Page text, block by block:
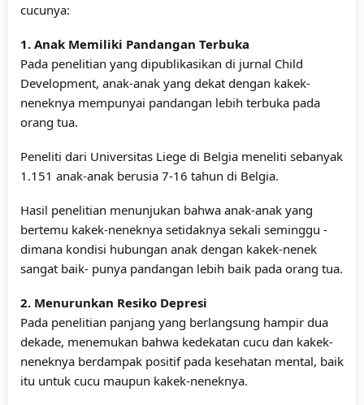
cucunya:
1. Anak Memiliki Pandangan Terbuka
Pada penelitian yang dipublikasikan di jurnal Child
Development, anak-anak yang dekat dengan kakek-
neneknya mempunyai pandangan lebih terbuka pada
orang tua.
Peneliti dari Universitas Liege di Belgia meneliti sebanyak
1.151 anak-anak berusia 7-16 tahun di Belgia.
Hasil penelitian menunjukan bahwa anak-anak yang
bertemu kakek-neneknya setidaknya sekali seminggu -
dimana kondisi hubungan anak dengan kakek-nenek
sangat baik- punya pandangan lebih baik pada orang tua.
2. Menurunkan Resiko Depresi
Pada penelitian panjang yang berlangsung hampir dua
dekade, menemukan bahwa kedekatan cucu dan kakek-
neneknya berdampak positif pada kesehatan mental, baik
itu untuk cucu maupun kakek-neneknya.